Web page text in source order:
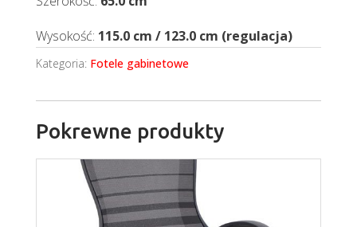
Wysokość: 115.0 cm / 123.0 cm (regulacja)
Kategoria: Fotele gabinetowe
Pokrewne produkty